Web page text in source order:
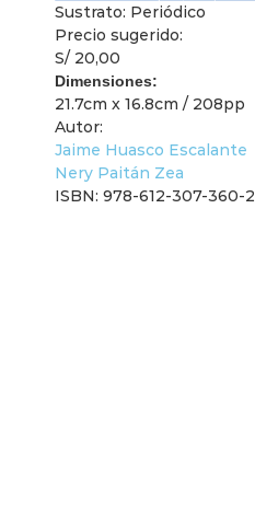
Sustrato: Periódico
Precio sugerido:
S/ 20,00
Dimensiones:
21.7cm x 16.8cm / 208pp
Autor:
Jaime Huasco Escalante
Nery Paitán Zea
ISBN: 978-612-307-360-2